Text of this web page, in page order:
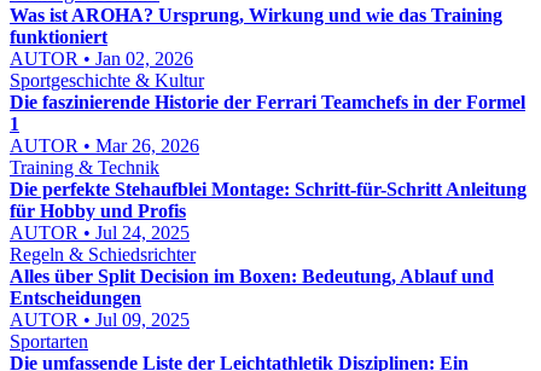
Was ist AROHA? Ursprung, Wirkung und wie das Training
funktioniert
AUTOR • Jan 02, 2026
Sportgeschichte & Kultur
Die faszinierende Historie der Ferrari Teamchefs in der Formel
1
AUTOR • Mar 26, 2026
Training & Technik
Die perfekte Stehaufblei Montage: Schritt-für-Schritt Anleitung
für Hobby und Profis
AUTOR • Jul 24, 2025
Regeln & Schiedsrichter
Alles über Split Decision im Boxen: Bedeutung, Ablauf und
Entscheidungen
AUTOR • Jul 09, 2025
Sportarten
Die umfassende Liste der Leichtathletik Disziplinen: Ein